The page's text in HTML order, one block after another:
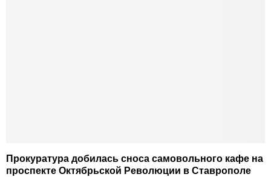
Прокуратура добилась сноса самовольного кафе на
проспекте Октябрьской Революции в Ставрополе